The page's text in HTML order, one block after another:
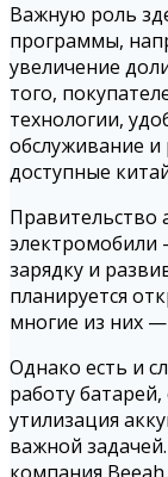
Важную роль
программы,
увеличение
того,
технологии,
обслуживание
доступные
Правительство
электромобили
зарядку и
планируется
многие из них
Однако есть и
работу
утилизация
важной